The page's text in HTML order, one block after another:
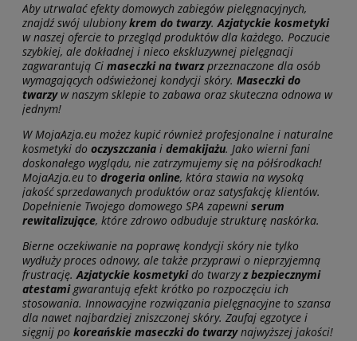
Aby utrwalać efekty domowych zabiegów pielęgnacyjnych,
znajdź swój ulubionykrem do twarzy.Azjatyckie kosmetyki
w naszej ofercie to przegląd produktów dla każdego. Poczucie
szybkiej, ale dokładnej i nieco ekskluzywnej pielęgnacji
zagwarantują Ci maseczki na twarzprzeznaczone dla osób
wymagających odświeżonej kondycji skóry. Maseczki do
twarzy w naszym sklepie to zabawa oraz skuteczna odnowa w
jednym!
W MojaAzja.eu możez kupić również profesjonalne i naturalne
kosmetyki do oczyszczania i demakijażu. Jako wierni fani
doskonałego wyglądu, nie zatrzymujemy się na półśrodkach!
MojaAzja.eu to drogeria online, która stawia na wysoką
jakość sprzedawanych produktów oraz satysfakcję klientów.
Dopełnienie Twojego domowego SPA zapewni serum
rewitalizujące, które zdrowo odbuduje strukturę naskórka.
Bierne oczekiwanie na poprawę kondycji skóry nie tylko
wydłuży proces odnowy, ale także przyprawi o nieprzyjemną
frustrację.Azjatyckie kosmetykido twarzyz bezpiecznymi
atestamigwarantują efekt krótko po rozpoczęciu ich
stosowania. Innowacyjne rozwiązania pielęgnacyjne to szansa
dla nawet najbardziej zniszczonej skóry. Zaufaj egzotyce i
sięgnij po koreańskie maseczki do twarzynajwyższej jakości!